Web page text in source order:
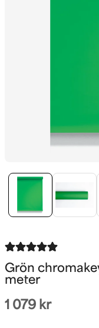
Grön
meter
1 079 kr